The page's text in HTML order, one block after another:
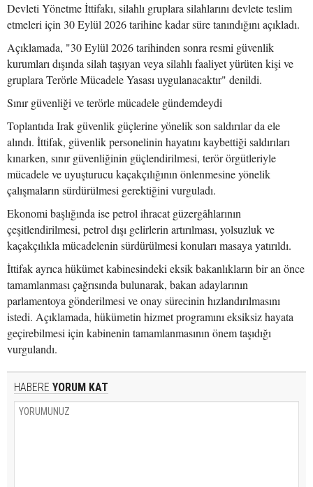
Devleti Yönetme İttifakı, silahlı gruplara silahlarını devlete teslim
etmeleri için 30 Eylül 2026 tarihine kadar süre tanındığını açıkladı.
Açıklamada, "30 Eylül 2026 tarihinden sonra resmi güvenlik
kurumları dışında silah taşıyan veya silahlı faaliyet yürüten kişi ve
gruplara Terörle Mücadele Yasası uygulanacaktır" denildi.
Sınır güvenliği ve terörle mücadele gündemdeydi
Toplantıda Irak güvenlik güçlerine yönelik son saldırılar da ele
alındı. İttifak, güvenlik personelinin hayatını kaybettiği saldırıları
kınarken, sınır güvenliğinin güçlendirilmesi, terör örgütleriyle
mücadele ve uyuşturucu kaçakçılığının önlenmesine yönelik
çalışmaların sürdürülmesi gerektiğini vurguladı.
Ekonomi başlığında ise petrol ihracat güzergâhlarının
çeşitlendirilmesi, petrol dışı gelirlerin artırılması, yolsuzluk ve
kaçakçılıkla mücadelenin sürdürülmesi konuları masaya yatırıldı.
İttifak ayrıca hükümet kabinesindeki eksik bakanlıkların bir an önce
tamamlanması çağrısında bulunarak, bakan adaylarının
parlamentoya gönderilmesi ve onay sürecinin hızlandırılmasını
istedi. Açıklamada, hükümetin hizmet programını eksiksiz hayata
geçirebilmesi için kabinenin tamamlanmasının önem taşıdığı
vurgulandı.
HABERE YORUM KAT